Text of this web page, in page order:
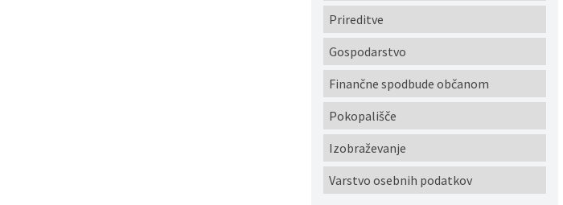
Prireditve
Gospodarstvo
Finančne spodbude občanom
Pokopališče
Izobraževanje
Varstvo osebnih podatkov